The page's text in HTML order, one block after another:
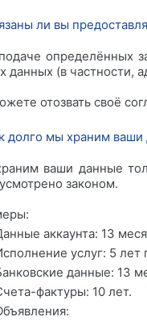
ли вы
определённых
данных (в частности,
отозвать своё
долго мы храним
ваши данные
законом.
аккаунта: 13
услуг: 5
данные: 13
фактуры: 10 лет.